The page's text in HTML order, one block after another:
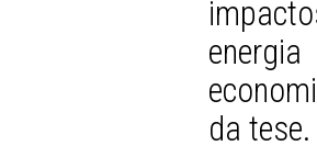
da tese.